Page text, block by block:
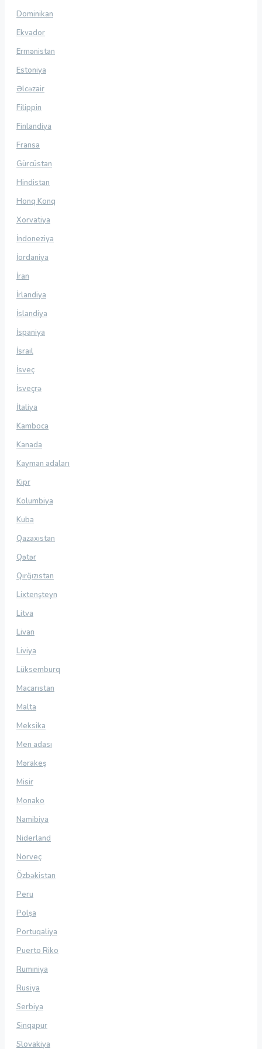
Dominikan
Ekvador
Ermənistan
Estoniya
Əlcəzair
Filippin
Finlandiya
Fransa
Gürcüstan
Hindistan
Honq Konq
Xorvatiya
İndoneziya
İordaniya
İran
İrlandiya
İslandiya
İspaniya
İsrail
İsveç
İsveçrə
İtaliya
Kamboca
Kanada
Kayman adaları
Kipr
Kolumbiya
Kuba
Qazaxıstan
Qətər
Qırğızıstan
Lixtenşteyn
Litva
Livan
Liviya
Lüksemburq
Macarıstan
Malta
Meksika
Men adası
Mərakeş
Misir
Monako
Namibiya
Niderland
Norveç
Özbəkistan
Peru
Polşa
Portuqaliya
Puerto Riko
Rumıniya
Rusiya
Serbiya
Sinqapur
Slovakiya